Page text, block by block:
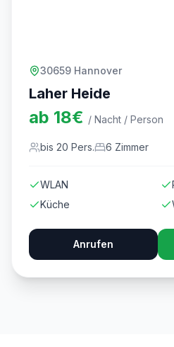
30659 Hannover
Laher Heide
ab 18€ / Nacht / Person
bis 20 Pers. 6 Zimmer
WLAN
Küche
Anrufen